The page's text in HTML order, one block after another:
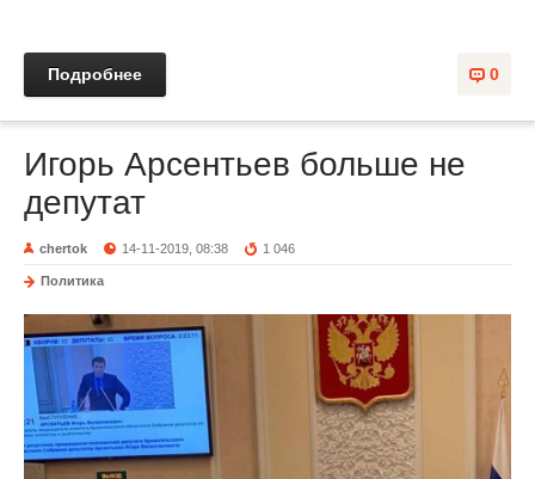
0
Подробнее
Игорь Арсентьев больше не
депутат
chertok 14-11-2019, 08:38 1 046
Политика